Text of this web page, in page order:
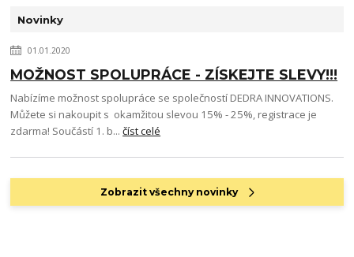
Novinky
01.01.2020
MOŽNOST SPOLUPRÁCE - ZÍSKEJTE SLEVY!!!
Nabízíme možnost spolupráce se společností DEDRA INNOVATIONS.
Můžete si nakoupit s okamžitou slevou 15% - 25%, registrace je
zdarma! Součástí 1. b...číst celé
Zobrazit všechny novinky